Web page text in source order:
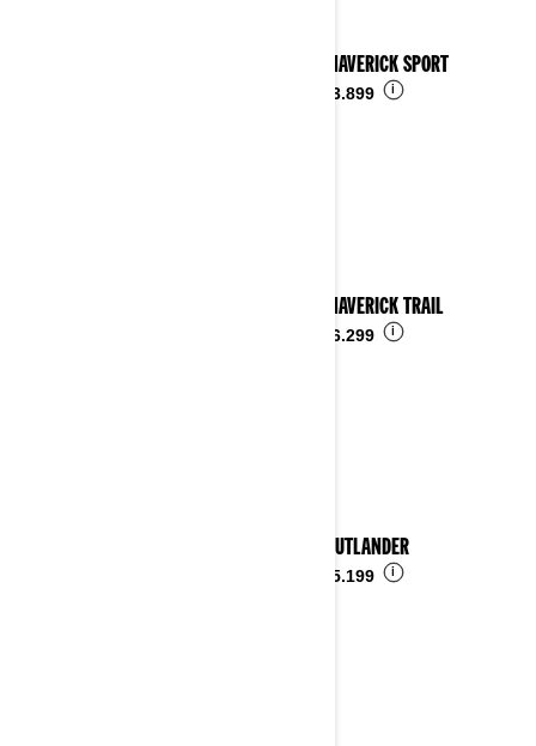
2023 MAVERICK SPORT
€ 23.899 i
2023 MAVERICK TRAIL
€ 16.299 i
2023 OUTLANDER
€ 15.199 i